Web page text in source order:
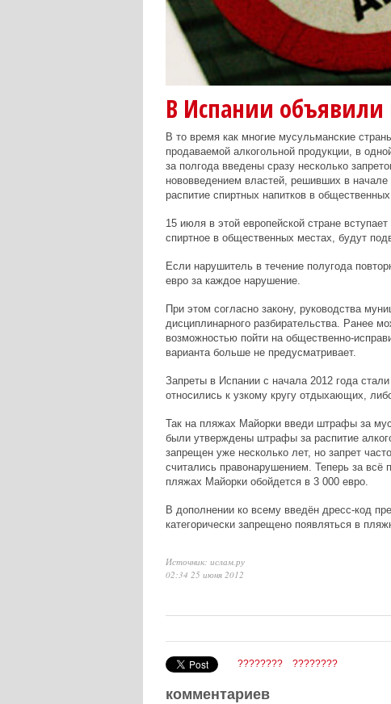
В Испании объявили
В то время как многие мусульманские
продаваемой алкогольной продукции, в
за полгода введены сразу несколько
нововведением властей, решивших в
распитие спиртных напитков в
15 июля в этой европейской стране
спиртное в общественных местах, будут
Если нарушитель в течение полугода
евро за каждое нарушение.
При этом согласно закону, руководства
дисциплинарного разбирательства. Ранее
возможностью пойти на общественно-
варианта больше не предусматривает.
Запреты в Испании с начала 2012 года
относились к узкому кругу отдыхающих,
Так на пляжах Майорки введи штрафы за
были утверждены штрафы за распитие
запрещен уже несколько лет, но запрет
считались правонарушением. Теперь за всё
пляжах Майорки обойдется в 3 000 евро.
В дополнении ко всему введён дресс-код
категорически запрещено появляться в
Источник: ислам.ру
02:34 25 июня 2012
???????? ????????
комментариев